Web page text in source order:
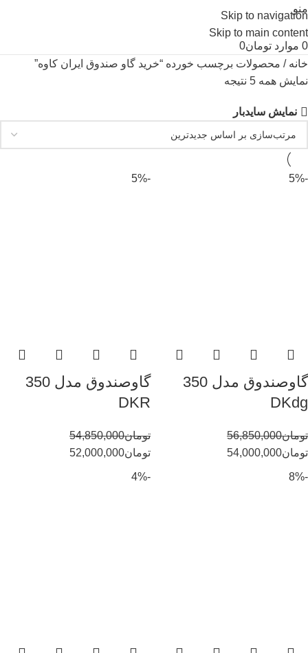
Skip to navigation
Skip to main content
منو
0 موارد تومان0
خانه محصولات برچسب خورده “خرید گاو صندوق ایران کاوه”
نمایش همه 5 نتیجه
نمایش سایدبار
-5%
گاوصندوق مدل 350
DKdg
تومان56,850,000
تومان54,000,000
-5%
گاوصندوق مدل 350
DKR
تومان54,850,000
تومان52,000,000
-8%
-4%